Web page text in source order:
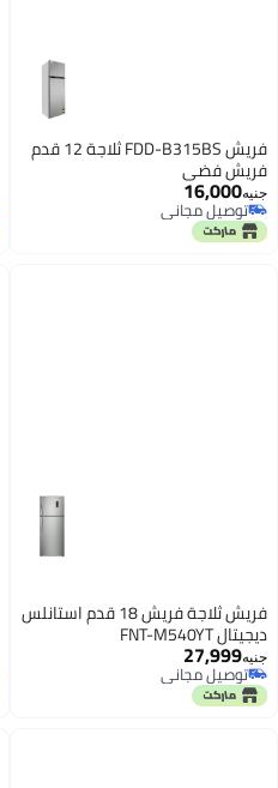
فريش FDD-B315BS ثلاجة 12 قدم
فريش فضي
جنيه16,000
توصيل مجاني
باقي 1 وحدات في المخزون
توصيل مجاني
فريش ثلاجة فريش 18 قدم استانلس
ديجيتال FNT-M540YT
جنيه27,999
توصيل مجاني
توصيل مجاني